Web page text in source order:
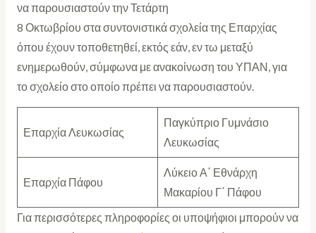
να παρουσιαστούν την Τετάρτη
8 Οκτωβρίου στα συντονιστικά σχολεία της Επαρχίας
όπου έχουν τοποθετηθεί, εκτός εάν, εν τω μεταξύ
ενημερωθούν, σύμφωνα με ανακοίνωση του ΥΠΑΝ, για
το σχολείο στο οποίο πρέπει να παρουσιαστούν.
Επαρχία Λευκωσίας
Παγκύπριο Γυμνάσιο
Λευκωσίας
Επαρχία Πάφου
Λύκειο Α΄ Εθνάρχη
Μακαρίου Γ΄ Πάφου
Για περισσότερες πληροφορίες οι υποψήφιοι μπορούν να